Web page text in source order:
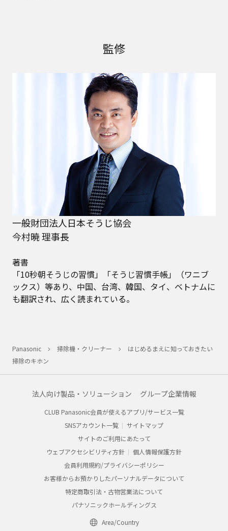
監修
一般財団法人日本そうじ協会
今村暁 理事長
著書
「10秒朝そうじの習慣」「そうじ習慣手帳」（ワニブ
ックス）等あり、中国、台湾、韓国、タイ、ベトナムに
も翻訳され、広く読まれている。
Panasonic 掃除機・クリーナー
はじめるまえに知っておきたい
掃除のキホン
法人向け製品・ソリューション グループ企業情報
CLUB Panasonic会員が使えるアプリ/サービス一覧
SNSアカウント一覧
サイトマップ
サイトのご利用にあたって
ウェブアクセシビリティ方針
個人情報保護方針
会員利用規約/プライバシーポリシー
お客様からお預かりしたパーソナルデータについて
特定商取引法・古物営業法について
パナソニックホールディングス
Area/Country